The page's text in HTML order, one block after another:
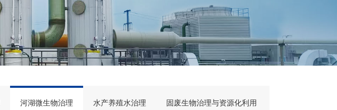
河湖微生物治理 水产养殖水治理 固废生物治理与资源化利用